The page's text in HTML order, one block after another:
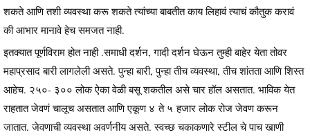
शकते आणि तशी व्यवस्था करू शकते त्यांच्या बाबतीत काय लिहावं त्याचं कौतुक करावं
की आभार मानावे हेच समजत नाही.
इतक्यात पूर्णविराम होत नाही .समाधी दर्शन, गादी दर्शन घेऊन तुम्ही बाहेर येता तोवर
महाप्रसाद बारी लागलेली असते. पुन्हा बारी, पुन्हा तीच व्यवस्था, तीच शांतता आणि शिस्त
आहेच. २५०- ३०० लोक ऐका वेळी बसू शकतील असे चार हॉल असतात. भाविक येत
राहतात जेवणं चालूच असतात आणि एकूण ४ ते ५ हजार लोक रोज जेवण करून
जातात. जेवणाची व्यवस्था अवर्णनीय असते. स्वच्छ चकाकणारे स्टील चे पाच खाणी